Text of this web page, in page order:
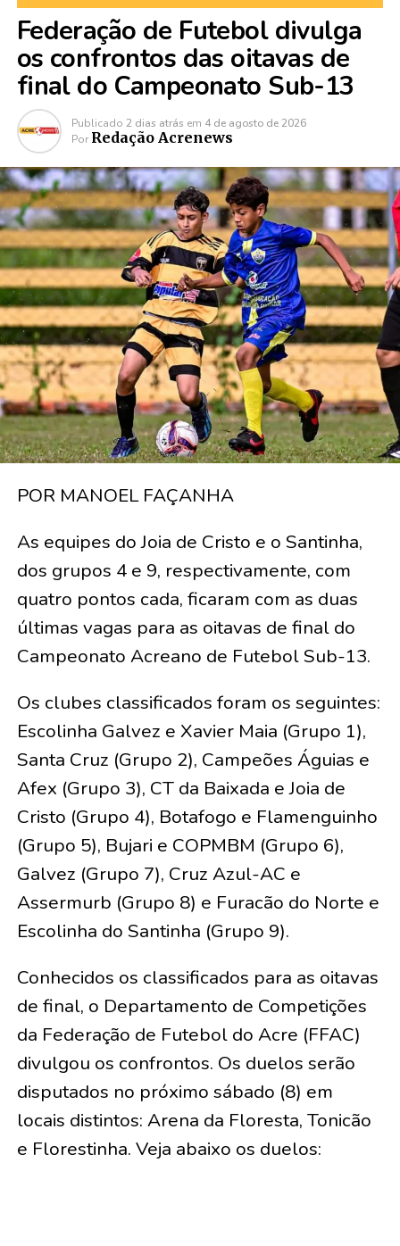
Federação de Futebol divulga
os confrontos das oitavas de
final do Campeonato Sub-13
Publicado 2 dias atrás em 4 de agosto de 2026
Por Redação Acrenews
POR MANOEL FAÇANHA
As equipes do Joia de Cristo e o Santinha,
dos grupos 4 e 9, respectivamente, com
quatro pontos cada, ficaram com as duas
últimas vagas para as oitavas de final do
Campeonato Acreano de Futebol Sub-13.
Os clubes classificados foram os seguintes:
Escolinha Galvez e Xavier Maia (Grupo 1),
Santa Cruz (Grupo 2), Campeões Águias e
Afex (Grupo 3), CT da Baixada e Joia de
Cristo (Grupo 4), Botafogo e Flamenguinho
(Grupo 5), Bujari e COPMBM (Grupo 6),
Galvez (Grupo 7), Cruz Azul-AC e
Assermurb (Grupo 8) e Furacão do Norte e
Escolinha do Santinha (Grupo 9).
Conhecidos os classificados para as oitavas
de final, o Departamento de Competições
da Federação de Futebol do Acre (FFAC)
divulgou os confrontos. Os duelos serão
disputados no próximo sábado (8) em
locais distintos: Arena da Floresta, Tonicão
e Florestinha. Veja abaixo os duelos: